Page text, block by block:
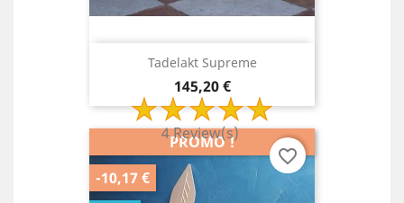
Tadelakt Supreme
Prix
145,20 €
4 Review(s)
PROMO !
-10,17 €
favorite_border